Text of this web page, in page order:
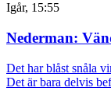
Igår, 15:55
Nederman:
Det har blåst snåla
Det är bara delvis